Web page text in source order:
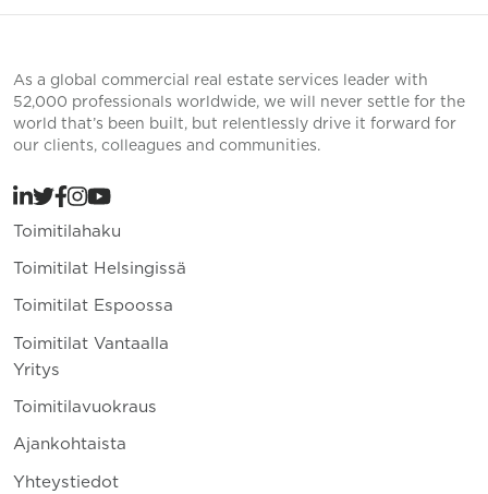
As a global commercial real estate services leader with
52,000 professionals worldwide, we will never settle for the
world that’s been built, but relentlessly drive it forward for
our clients, colleagues and communities.
Toimitilahaku
Toimitilat Helsingissä
Toimitilat Espoossa
Toimitilat Vantaalla
Yritys
Toimitilavuokraus
Ajankohtaista
Yhteystiedot